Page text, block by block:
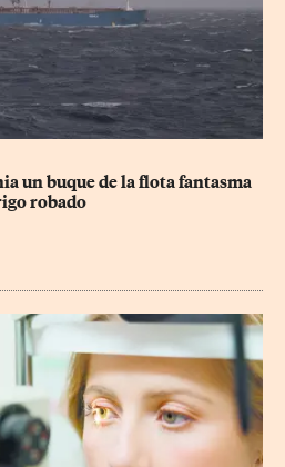
un buque de la flota fantasma
robado